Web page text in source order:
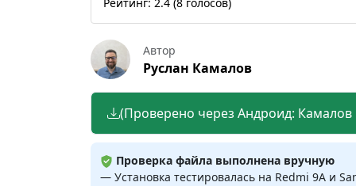
Автор
Руслан Камалов
(Проверено через Андроид: Камалов
Проверка файла выполнена вручную
— Установка тестировалась на Redmi 9A и